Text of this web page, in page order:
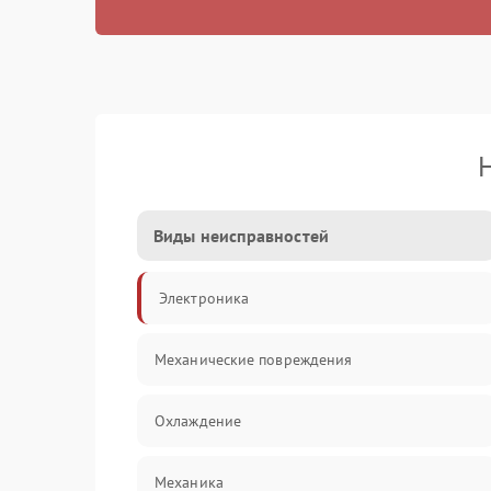
Виды неисправностей
Электроника
Механические повреждения
Охлаждение
Механика